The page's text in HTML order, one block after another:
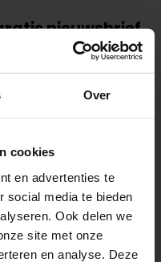
Over
cookies
en advertenties te
social media te bieden
Ook delen we
site met onze
en analyse. Deze
over levertijden? Bel of
geven graag vakkundig
helpdesk zijn:
en 14:00 tot 16:00 uur.
nieuwsbrief.
te